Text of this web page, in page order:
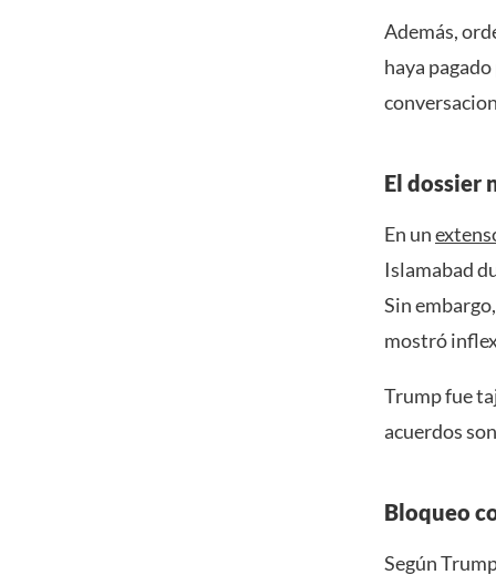
Además,
haya
El dossier
En un
Islamabad
Sin
mostró
Trump fue
acuerdos
Bloqueo
Según